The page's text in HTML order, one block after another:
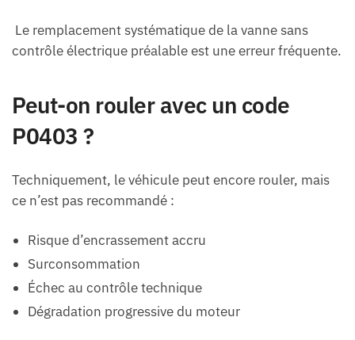
Le remplacement systématique de la vanne sans
contrôle électrique préalable est une erreur fréquente.
Peut-on rouler avec un code
P0403 ?
Techniquement, le véhicule peut encore rouler, mais
ce n’est pas recommandé :
Risque d’encrassement accru
Surconsommation
Échec au contrôle technique
Dégradation progressive du moteur